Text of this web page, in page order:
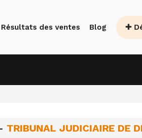
Résultats des ventes Blog
TRIBUNAL JUDICIAIRE DE